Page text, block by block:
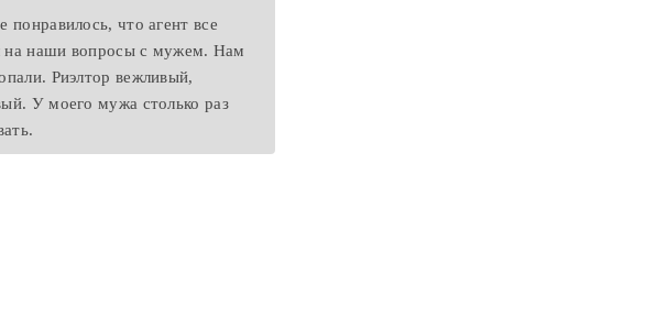
что агент все
на наши вопросы с мужем. Нам
Риэлтор вежливый,
У моего мужа столько раз